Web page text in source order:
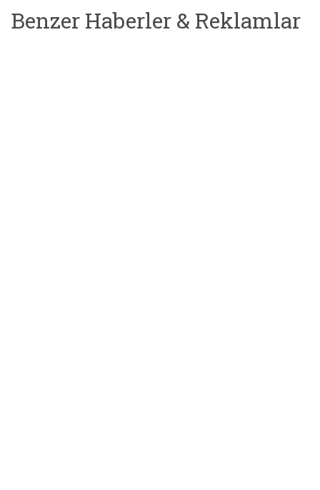
Benzer Haberler & Reklamlar